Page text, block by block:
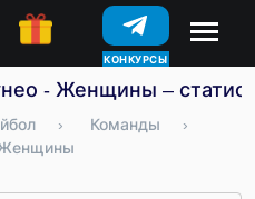
КОНКУРСЫ
- Женщины –
› Команды
›